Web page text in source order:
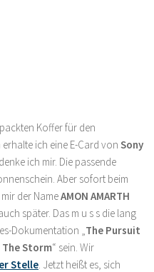
Koffer für den
ich eine E-Card von Sony
ich mir. Die passende
Aber sofort beim
der NameAMON AMARTH
später. Das m u s s die lang
Dokumentation „The Pursuit
The Storm“ sein. Wir
Stelle. Jetzt heißt es, sich